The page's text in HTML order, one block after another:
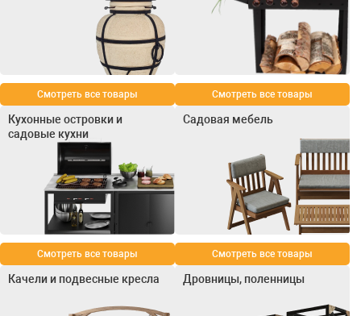
Смотреть все товары Смотреть все товары
Кухонные островки и
садовые кухни
Смотреть все товары
Садовая мебель
Смотреть все товары
Качели и подвесные кресла Дровницы, поленницы